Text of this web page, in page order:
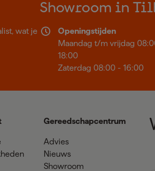
wat je
Showroom in
Openingstijden
Maandag t/m vrijdag
18:00
Zaterdag 08:00 - 16:00
Gereedschapcentrum
Advies
Nieuws
Showroom